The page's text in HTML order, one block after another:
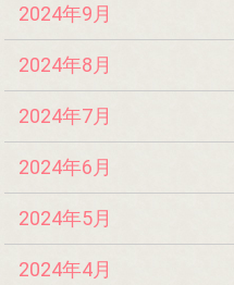
2024年9月
2024年8月
2024年7月
2024年6月
2024年5月
2024年4月